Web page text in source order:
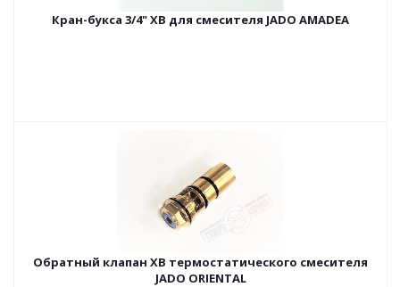
Кран-букса 3/4" ХВ для смесителя JADO AMADEA
Обратный клапан ХВ термостатического смесителя
JADO ORIENTAL